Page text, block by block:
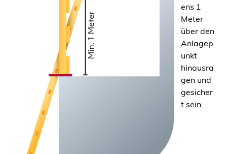
ens 1
Meter
über den
Anlagep
unkt
hinausra
gen und
gesicher
t sein.